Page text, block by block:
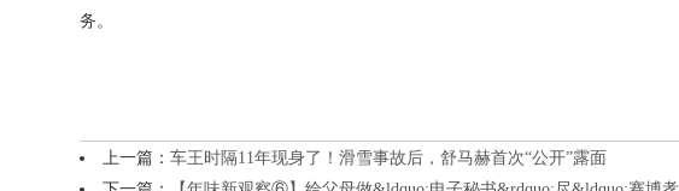
务。
上一篇：车王时隔11年现身了！滑雪事故后，舒马赫首次“公开”露面